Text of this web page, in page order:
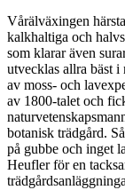
Vårälväxingen
kalkhaltiga och
som klarar även
utvecklas allra bäst
av moss- och
av 1800-talet och
botanisk trädgård.
på gubbe och inget
Heufler för en